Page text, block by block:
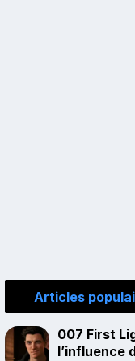
Articles
007 First
l’influence